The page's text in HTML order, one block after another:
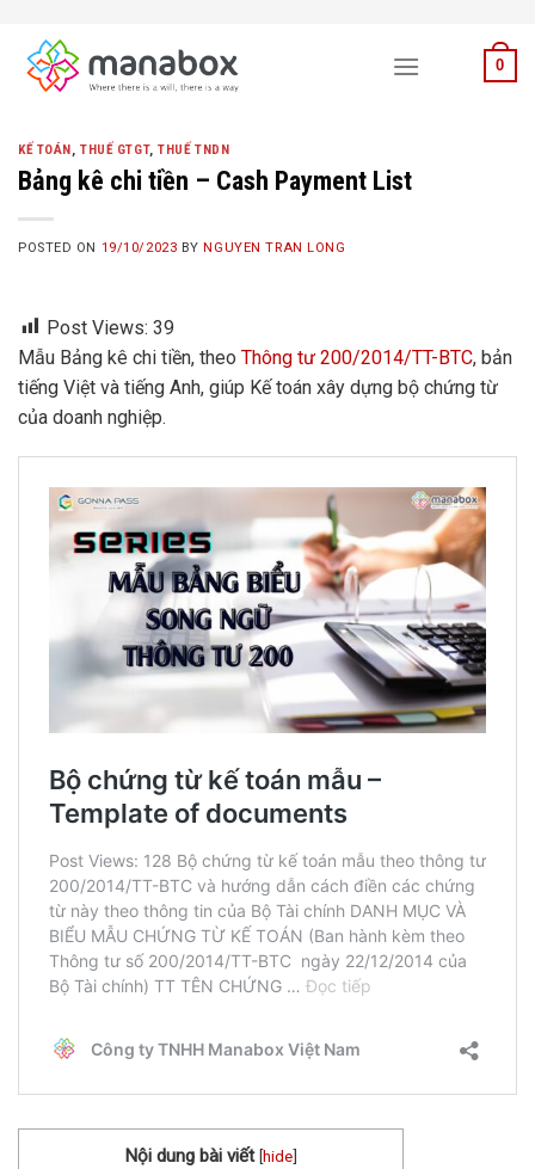
content
0
KẾ TOÁN,THUẾ GTGT,THUẾ TNDN
Bảng kê chi tiền – Cash Payment List
POSTED ON 19/10/2023 BYNGUYEN TRAN LONG
Post Views: 39
Mẫu Bảng kê chi tiền, theo Thông tư 200/2014/TT-BTC, bản
tiếng Việt và tiếng Anh, giúp Kế toán xây dựng bộ chứng từ
của doanh nghiệp.
Nội dung bài viết [hide]